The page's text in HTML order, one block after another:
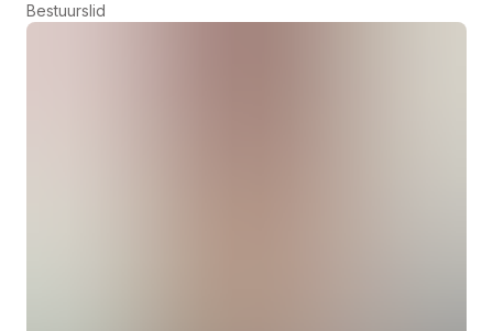
Bestuurslid